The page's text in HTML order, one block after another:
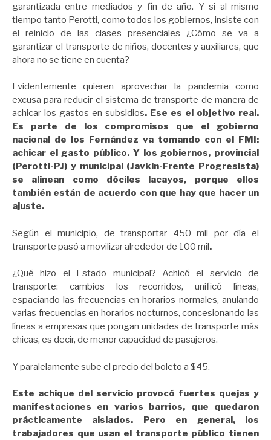
garantizada entre mediados y fin de año. Y si al mismo
tiempo tanto Perotti, como todos los gobiernos, insiste con
el reinicio de las clases presenciales ¿Cómo se va a
garantizar el transporte de niños, docentes y auxiliares, que
ahora no se tiene en cuenta?
Evidentemente quieren aprovechar la pandemia como
excusa para reducir el sistema de transporte de manera de
achicar los gastos en subsidios. Ese es el objetivo real.
Es parte de los compromisos que el gobierno
nacional de los Fernández va tomando con el FMI:
achicar el gasto público. Y los gobiernos, provincial
(Perotti-PJ) y municipal (Javkin-Frente Progresista)
se alinean como dóciles lacayos, porque ellos
también están de acuerdo con que hay que hacer un
ajuste.
Según el municipio, de transportar 450 mil por día el
transporte pasó a movilizar alrededor de 100 mil.
¿Qué hizo el Estado municipal? Achicó el servicio de
transporte: cambios los recorridos, unificó líneas,
espaciando las frecuencias en horarios normales, anulando
varias frecuencias en horarios nocturnos, concesionando las
líneas a empresas que pongan unidades de transporte más
chicas, es decir, de menor capacidad de pasajeros.
Y paralelamente sube el precio del boleto a $45.
Este achique del servicio provocó fuertes quejas y
manifestaciones en varios barrios, que quedaron
prácticamente aislados. Pero en general, los
trabajadores que usan el transporte público tienen